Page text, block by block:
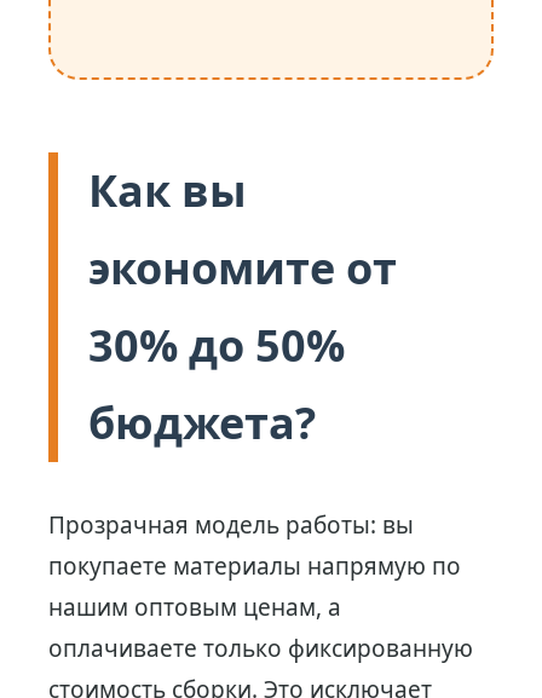
Как вы
экономите от
30% до 50%
бюджета?
Прозрачная модель работы: вы
покупаете материалы напрямую по
нашим оптовым ценам, а
оплачиваете только фиксированную
стоимость сборки. Это исключает